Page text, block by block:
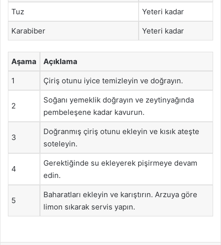
Tuz Yeteri kadar
Karabiber Yeteri kadar
Aşama Açıklama
1 Çiriş otunu iyice temizleyin ve doğrayın.
2
Soğanı yemeklik doğrayın ve zeytinyağında
pembeleşene kadar kavurun.
3
Doğranmış çiriş otunu ekleyin ve kısık ateşte
soteleyin.
4
Gerektiğinde su ekleyerek pişirmeye devam
edin.
5
Baharatları ekleyin ve karıştırın. Arzuya göre
limon sıkarak servis yapın.